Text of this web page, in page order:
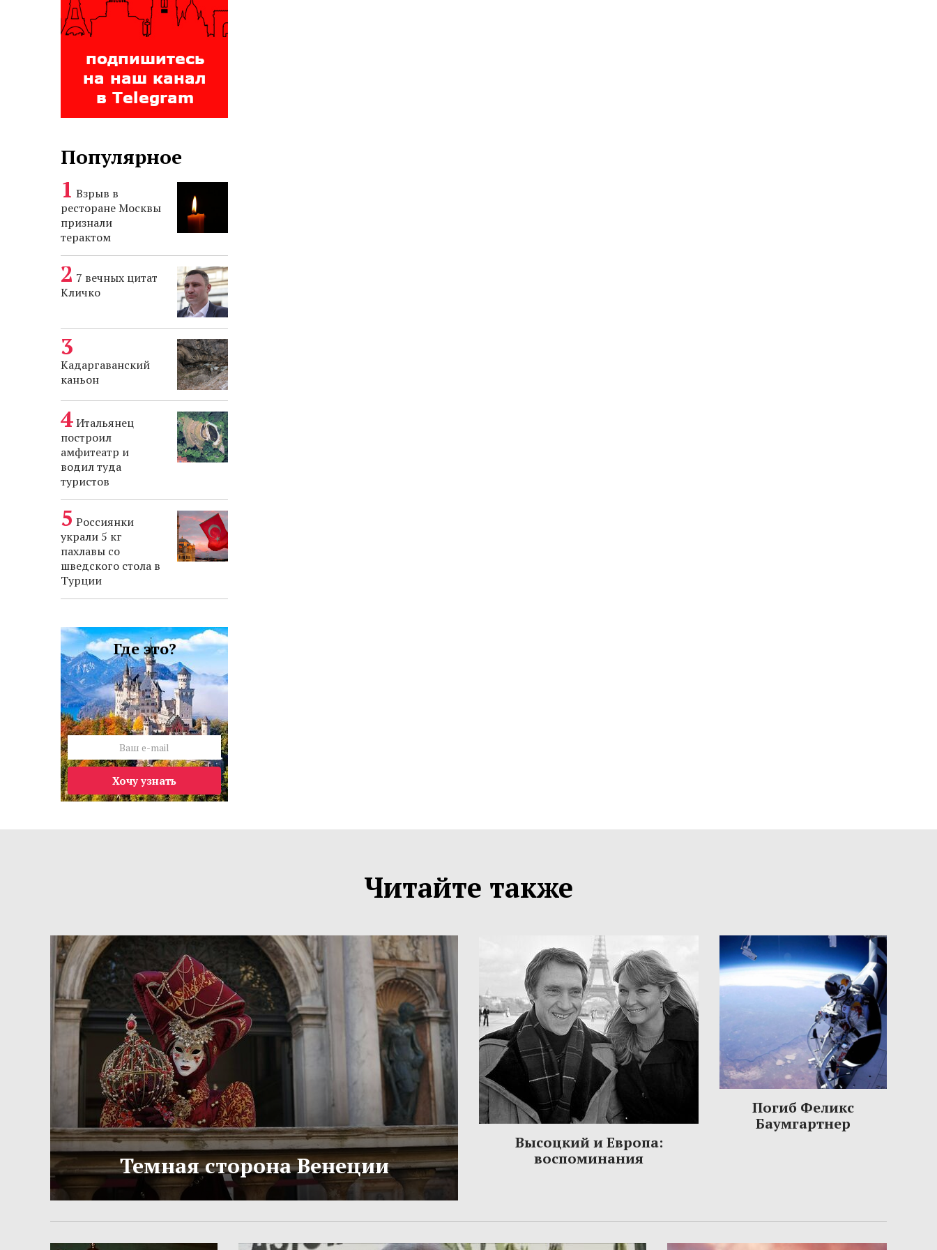
Популярное
Взрыв в
ресторане Москвы
признали
терактом
7 вечных цитат
Кличко
Кадаргаванский
каньон
Итальянец
построил
амфитеатр и
водил туда
туристов
Россиянки
украли 5 кг
пахлавы со
шведского стола в
Турции
Где это?
Хочу узнать
Читайте также
Темная сторона Венеции
Высоцкий и Европа:
воспоминания
Погиб Феликс
Баумгартнер